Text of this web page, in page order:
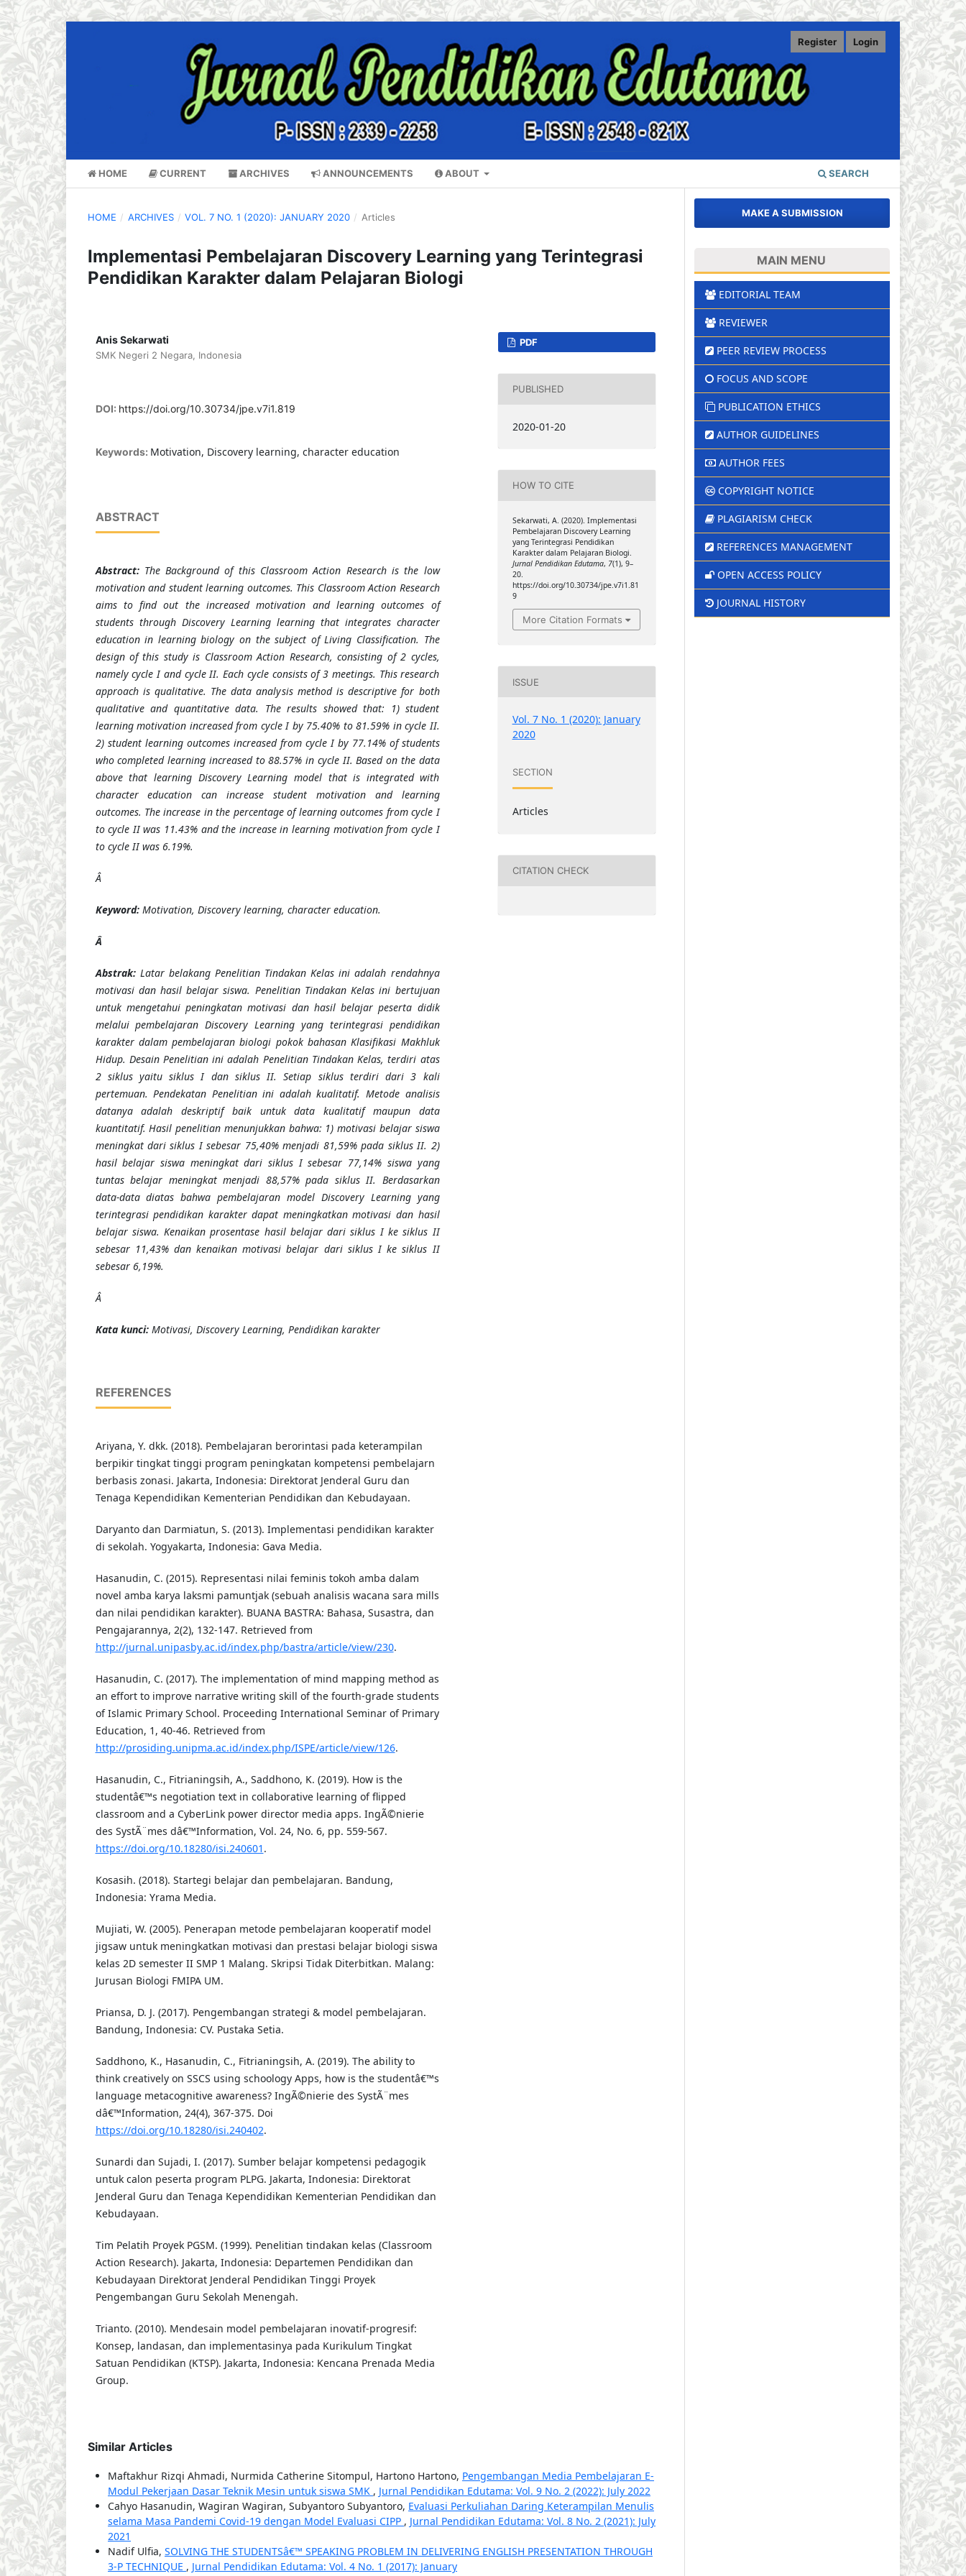
HOME CURRENT ARCHIVES ANNOUNCEMENTS ABOUT SEARCH
Register Login
HOME / ARCHIVES / VOL. 7 NO. 1 (2020): JANUARY 2020 / Articles
Implementasi Pembelajaran Discovery Learning yang Terintegrasi
Pendidikan Karakter dalam Pelajaran Biologi
Anis Sekarwati
SMK Negeri 2 Negara, Indonesia
DOI: https://doi.org/10.30734/jpe.v7i1.819
Keywords: Motivation, Discovery learning, character education
ABSTRACT
Abstract: The Background of this Classroom Action Research is the low
motivation and student learning outcomes. This Classroom Action Research
aims to find out the increased motivation and learning outcomes of
students through Discovery Learning learning that integrates character
education in learning biology on the subject of Living Classification. The
design of this study is Classroom Action Research, consisting of 2 cycles,
namely cycle I and cycle II. Each cycle consists of 3 meetings. This research
approach is qualitative. The data analysis method is descriptive for both
qualitative and quantitative data. The results showed that: 1) student
learning motivation increased from cycle I by 75.40% to 81.59% in cycle II.
2) student learning outcomes increased from cycle I by 77.14% of students
who completed learning increased to 88.57% in cycle II. Based on the data
above that learning Discovery Learning model that is integrated with
character education can increase student motivation and learning
outcomes. The increase in the percentage of learning outcomes from cycle I
to cycle II was 11.43% and the increase in learning motivation from cycle I
to cycle II was 6.19%.
Â
Keyword: Motivation, Discovery learning, character education.
Â
Abstrak:Latar belakang Penelitian Tindakan Kelas ini adalah rendahnya
motivasi dan hasil belajar siswa. Penelitian Tindakan Kelas ini bertujuan
untuk mengetahui peningkatan motivasi dan hasil belajar peserta didik
melalui pembelajaran Discovery Learning yang terintegrasi pendidikan
karakter dalam pembelajaran biologi pokok bahasan Klasifikasi Makhluk
Hidup. Desain Penelitian ini adalah Penelitian Tindakan Kelas, terdiri atas
2 siklus yaitu siklus I dan siklus II. Setiap siklus terdiri dari 3 kali
pertemuan. Pendekatan Penelitian ini adalah kualitatif. Metode analisis
datanya adalah deskriptif baik untuk data kualitatif maupun data
kuantitatif. Hasil penelitian menunjukkan bahwa: 1) motivasi belajar siswa
meningkat dari siklus I sebesar 75,40% menjadi 81,59% pada siklus II. 2)
hasil belajar siswa meningkat dari siklus I sebesar 77,14% siswa yang
tuntas belajar meningkat menjadi 88,57% pada siklus II. Berdasarkan
data-data diatas bahwa pembelajaran model Discovery Learning yang
terintegrasi pendidikan karakter dapat meningkatkan motivasi dan hasil
belajar siswa. Kenaikan prosentase hasil belajar dari siklus I ke siklus II
sebesar 11,43% dan kenaikan motivasi belajar dari siklus I ke siklus II
sebesar 6,19%.
Â
Kata kunci:Motivasi, Discovery Learning, Pendidikan karakter
REFERENCES
Ariyana, Y. dkk. (2018). Pembelajaran berorintasi pada keterampilan
berpikir tingkat tinggi program peningkatan kompetensi pembelajarn
berbasis zonasi. Jakarta, Indonesia: Direktorat Jenderal Guru dan
Tenaga Kependidikan Kementerian Pendidikan dan Kebudayaan.
Daryanto dan Darmiatun, S. (2013). Implementasi pendidikan karakter
di sekolah. Yogyakarta, Indonesia: Gava Media.
Hasanudin, C. (2015). Representasi nilai feminis tokoh amba dalam
novel amba karya laksmi pamuntjak (sebuah analisis wacana sara mills
dan nilai pendidikan karakter). BUANA BASTRA: Bahasa, Susastra, dan
Pengajarannya, 2(2), 132-147. Retrieved from
http://jurnal.unipasby.ac.id/index.php/bastra/article/view/230.
Hasanudin, C. (2017). The implementation of mind mapping method as
an effort to improve narrative writing skill of the fourth-grade students
of Islamic Primary School. Proceeding International Seminar of Primary
Education, 1, 40-46. Retrieved from
http://prosiding.unipma.ac.id/index.php/ISPE/article/view/126.
Hasanudin, C., Fitrianingsih, A., Saddhono, K. (2019). How is the
studentâ€™s negotiation text in collaborative learning of flipped
classroom and a CyberLink power director media apps. IngÃ©nierie
des SystÃ¨mes dâ€™Information, Vol. 24, No. 6, pp. 559-567.
https://doi.org/10.18280/isi.240601 .
Kosasih. (2018). Startegi belajar dan pembelajaran. Bandung,
Indonesia: Yrama Media.
Mujiati, W. (2005). Penerapan metode pembelajaran kooperatif model
jigsaw untuk meningkatkan motivasi dan prestasi belajar biologi siswa
kelas 2D semester II SMP 1 Malang. Skripsi Tidak Diterbitkan. Malang:
Jurusan Biologi FMIPA UM.
Priansa, D. J. (2017). Pengembangan strategi & model pembelajaran.
Bandung, Indonesia: CV. Pustaka Setia.
Saddhono, K., Hasanudin, C., Fitrianingsih, A. (2019). The ability to
think creatively on SSCS using schoology Apps, how is the studentâ€™s
language metacognitive awareness? IngÃ©nierie des SystÃ¨mes
dâ€™Information, 24(4), 367-375. Doi
https://doi.org/10.18280/isi.240402.
Sunardi dan Sujadi, I. (2017). Sumber belajar kompetensi pedagogik
untuk calon peserta program PLPG. Jakarta, Indonesia: Direktorat
Jenderal Guru dan Tenaga Kependidikan Kementerian Pendidikan dan
Kebudayaan.
Tim Pelatih Proyek PGSM. (1999). Penelitian tindakan kelas (Classroom
Action Research). Jakarta, Indonesia: Departemen Pendidikan dan
Kebudayaan Direktorat Jenderal Pendidikan Tinggi Proyek
Pengembangan Guru Sekolah Menengah.
Trianto. (2010). Mendesain model pembelajaran inovatif-progresif:
Konsep, landasan, dan implementasinya pada Kurikulum Tingkat
Satuan Pendidikan (KTSP). Jakarta, Indonesia: Kencana Prenada Media
Group.
PDF
PUBLISHED
2020-01-20
HOW TO CITE
Sekarwati, A. (2020). Implementasi
Pembelajaran Discovery Learning
yang Terintegrasi Pendidikan
Karakter dalam Pelajaran Biologi.
Jurnal Pendidikan Edutama, 7(1), 9–
20.
https://doi.org/10.30734/jpe.v7i1.81
9
More Citation Formats
ISSUE
Vol. 7 No. 1 (2020): January
2020
SECTION
Articles
CITATION CHECK
Similar Articles
Maftakhur Rizqi Ahmadi, Nurmida Catherine Sitompul, Hartono Hartono, Pengembangan Media Pembelajaran E-
Modul Pekerjaan Dasar Teknik Mesin untuk siswa SMK , Jurnal Pendidikan Edutama: Vol. 9 No. 2 (2022): July 2022
Cahyo Hasanudin, Wagiran Wagiran, Subyantoro Subyantoro, Evaluasi Perkuliahan Daring Keterampilan Menulis
selama Masa Pandemi Covid-19 dengan Model Evaluasi CIPP , Jurnal Pendidikan Edutama: Vol. 8 No. 2 (2021): July
2021
Nadif Ulfia, SOLVING THE STUDENTSâ€™ SPEAKING PROBLEM IN DELIVERING ENGLISH PRESENTATION THROUGH
3-P TECHNIQUE , Jurnal Pendidikan Edutama: Vol. 4 No. 1 (2017): January
MAKE A SUBMISSION
MAIN MENU
EDITORIAL TEAM
REVIEWER
PEER REVIEW PROCESS
FOCUS AND SCOPE
PUBLICATION ETHICS
AUTHOR GUIDELINES
AUTHOR FEES
COPYRIGHT NOTICE
PLAGIARISM CHECK
REFERENCES MANAGEMENT
OPEN ACCESS POLICY
JOURNAL HISTORY